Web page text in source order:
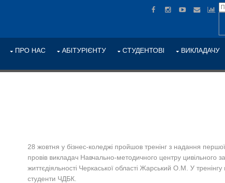
ПРО НАС АБІТУРІЄНТУ СТУДЕНТОВІ ВИКЛАДАЧУ
28 жовтня у бізнес-коледжі пройшов тренінг з надання
провів викладач Навчально-методичного центру цивільного
життєдіяльності Черкаської області Жарський О.М. У тренінгу
студенти ЧДБК.